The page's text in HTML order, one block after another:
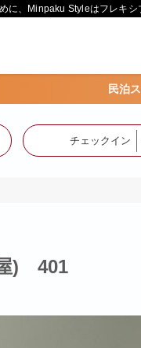
、Minpaku Styleはフレキシ
民泊
チェックイン
) 401